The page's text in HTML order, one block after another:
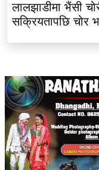
लालझाडीमा भैंसी
सक्रियतापछि चोर